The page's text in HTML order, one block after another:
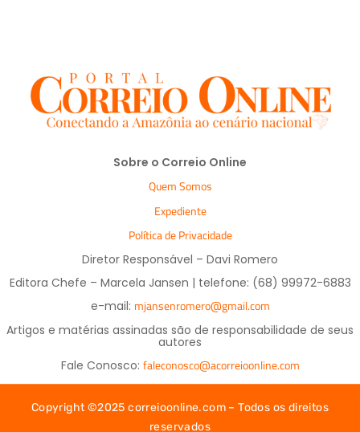
Sobre o Correio Online
Quem Somos
Expediente
Política de Privacidade
Diretor Responsável – Davi Romero
Editora Chefe – Marcela Jansen | telefone: (68) 99972-6883
e-mail: mjansenromero@gmail.com
Artigos e matérias assinadas são de responsabilidade de seus
autores
Fale Conosco: faleconosco@acorreioonline.com
Copyright ©2025 correioonline.com – Todos os direitos
reservados